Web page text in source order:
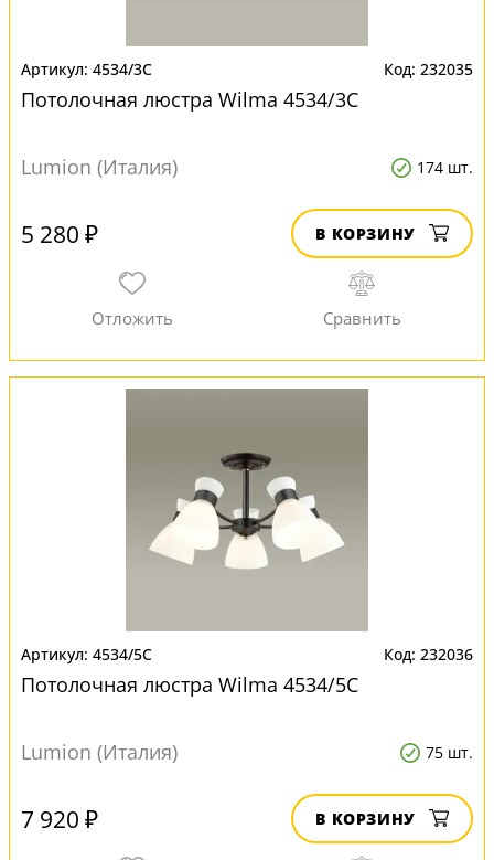
4534/3C 232035
Потолочная люстра Wilma 4534/3C
Lumion (Италия) 174 шт.
5 280 ₽ В КОРЗИНУ
4534/5C 232036
Потолочная люстра Wilma 4534/5C
Lumion (Италия) 75 шт.
7 920 ₽ В КОРЗИНУ